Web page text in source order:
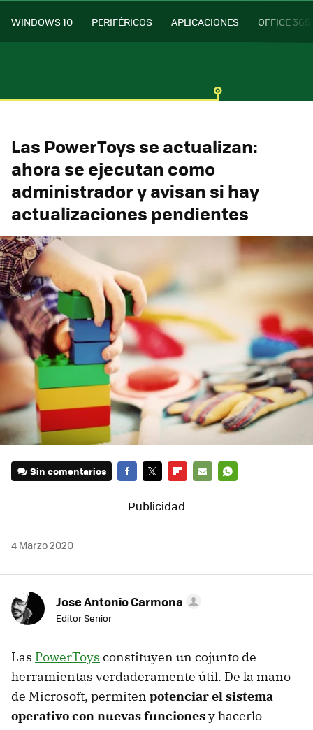
WINDOWS 10 PERIFÉRICOS APLICACIONES OFFICE 365
Las PowerToys se actualizan:
ahora se ejecutan como
administrador y avisan si hay
actualizaciones pendientes
Sin comentarios
4 Marzo 2020
Jose Antonio Carmona
Editor Senior
Las PowerToys constituyen un cojunto de
herramientas verdaderamente útil. De la mano
de Microsoft, permiten potenciar el sistema
operativo con nuevas funcionesy hacerlo